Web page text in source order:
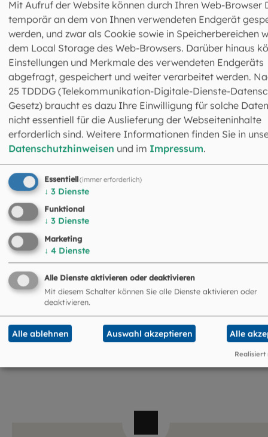
Entspannungsübungen
Die Voraussetzung für die Teilnahme an der
Trennungsgruppe ist einVorgespräch
Anmeldung möglich bei
folgenden Beratungsstellen
Ehe-, Familien- und Lebensberatung
Rückertstraße 9
80336 München
089 544311-0
info@eheberatung-oberbayern.de
Mehr Infos zur Ehe-, Familien- und
Lebensberatung
Mit Aufruf der Website können durch Ihren Web-Browser
temporär an dem von Ihnen verwendeten Endgerät
werden, und zwar als Cookie sowie in Speicherbereichen
dem Local Storage des Web-Browsers. Darüber hinaus
Einstellungen und Merkmale des verwendeten Endgeräts
abgefragt, gespeichert und weiter verarbeitet werden.
25 TDDDG (Telekommunikation-Digitale-Dienste-
Gesetz) braucht es dazu Ihre Einwilligung für solche
nicht essentiell für die Auslieferung der Webseiteninhalte
erforderlich sind. Weitere Informationen finden Sie in
Datenschutzhinweisen und im Impressum.
Essentiell(immer erforderlich)
↓ 3 Dienste
Funktional
↓ 3 Dienste
Marketing
↓ 4 Dienste
Alle Dienste aktivieren oder deaktivieren
Mit diesem Schalter können Sie alle Dienste aktivieren oder
deaktivieren.
Alle ablehnen Auswahl akzeptieren Alle
Realisiert